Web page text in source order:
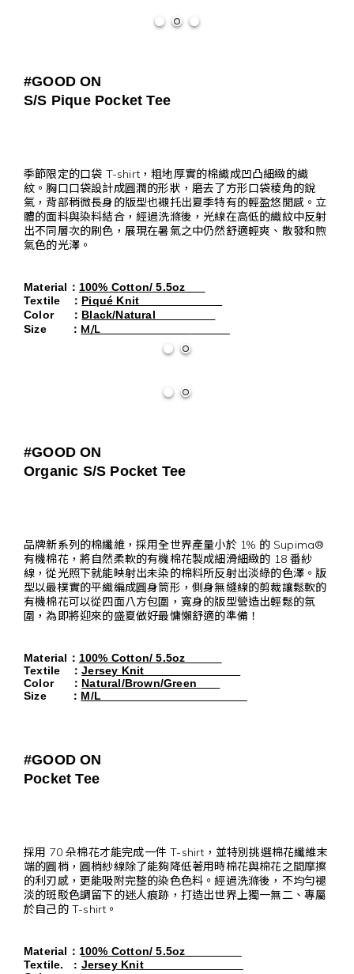
#GOOD ON
S/S Pique Pocket Tee
季節限定的口袋 T-shirt，粗地厚實的棉織成凹凸細緻的織
紋。胸口口袋設計成圓潤的形狀，磨去了方形口袋稜角的銳
氣，背部稍微長身的版型也襯托出夏季特有的輕盈悠閒感。立
體的面料與染料結合，經過洗滌後，光線在高低的織紋中反射
出不同層次的刷色，展現在暑氣之中仍然舒適輕爽、散發和煦
氣色的光澤。
Material ： 100% Cotton/ 5.5oz
Textile
： Piqué Knit
Color
： Black/Natural
Size
： M/L
#GOOD ON
Organic S/S Pocket Tee
品牌新系列的棉纖維，採用全世界產量小於 1% 的 Supima®
有機棉花，將自然柔軟的有機棉花製成細滑細緻的 18 番紗
線，從光照下就能映射出未染的棉料所反射出淡綠的色澤。版
型以最樸實的平織編成圓身筒形，側身無縫線的剪裁讓鬆軟的
有機棉花可以從四面八方包圍，寬身的版型營造出輕鬆的氛
圍，為即將迎來的盛夏做好最慵懶舒適的準備！
Material ： 100% Cotton/ 5.5oz
Textile
：Jersey Knit
Color
： Natural/Brown/Green
Size
： M/L
#GOOD ON
Pocket Tee
採用 70 朵棉花才能完成一件 T-shirt，並特別挑選棉花纖維末
端的圓梢，圓梢紗線除了能夠降低著用時棉花與棉花之間摩擦
的利刃感，更能吸附完整的染色色料。經過洗滌後，不均勻褪
淡的斑駁色調留下的迷人痕跡，打造出世界上獨一無二、專屬
於自己的 T-shirt。
Material ： 100% Cotton/ 5.5oz
Textile. : Jersey Knit